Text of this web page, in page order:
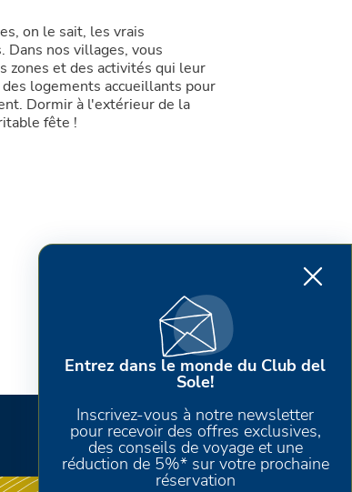
on le sait, les vrais
nos villages, vous
zones et des activités qui leur
logements accueillants pour
Dormir à l'extérieur de la
fête !
Entrez dans le monde du Club del
Sole!
Inscrivez-vous à notre newsletter
pour recevoir des offres exclusives,
des conseils de voyage et une
réduction de 5%* sur votre prochaine
réservation